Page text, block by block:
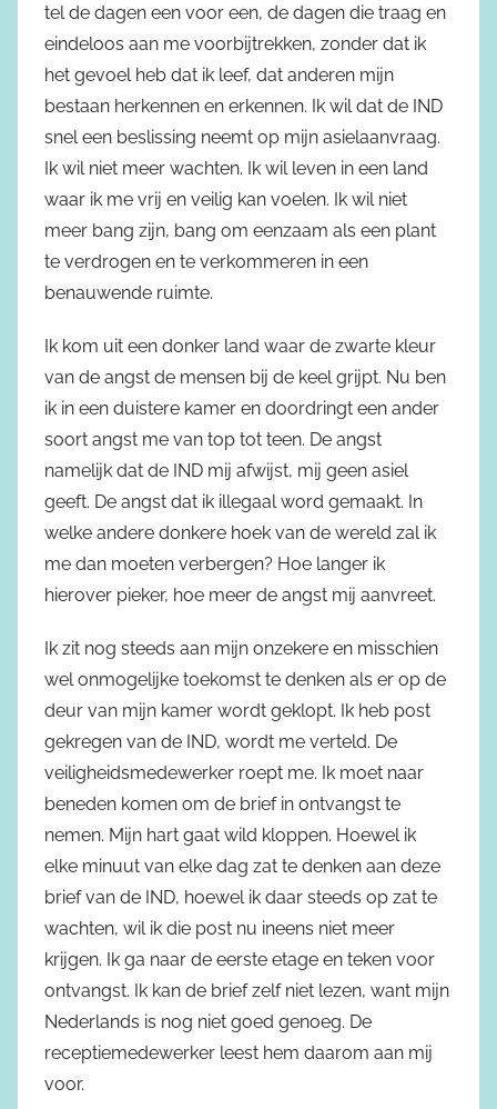
tel de dagen een voor een, de dagen die traag en
eindeloos aan me voorbijtrekken, zonder dat ik
het gevoel heb dat ik leef, dat anderen mijn
bestaan herkennen en erkennen. Ik wil dat de IND
snel een beslissing neemt op mijn asielaanvraag.
Ik wil niet meer wachten. Ik wil leven in een land
waar ik me vrij en veilig kan voelen. Ik wil niet
meer bang zijn, bang om eenzaam als een plant
te verdrogen en te verkommeren in een
benauwende ruimte.
Ik kom uit een donker land waar de zwarte kleur
van de angst de mensen bij de keel grijpt. Nu ben
ik in een duistere kamer en doordringt een ander
soort angst me van top tot teen. De angst
namelijk dat de IND mij afwijst, mij geen asiel
geeft. De angst dat ik illegaal word gemaakt. In
welke andere donkere hoek van de wereld zal ik
me dan moeten verbergen? Hoe langer ik
hierover pieker, hoe meer de angst mij aanvreet.
Ik zit nog steeds aan mijn onzekere en misschien
wel onmogelijke toekomst te denken als er op de
deur van mijn kamer wordt geklopt. Ik heb post
gekregen van de IND, wordt me verteld. De
veiligheidsmedewerker roept me. Ik moet naar
beneden komen om de brief in ontvangst te
nemen. Mijn hart gaat wild kloppen. Hoewel ik
elke minuut van elke dag zat te denken aan deze
brief van de IND, hoewel ik daar steeds op zat te
wachten, wil ik die post nu ineens niet meer
krijgen. Ik ga naar de eerste etage en teken voor
ontvangst. Ik kan de brief zelf niet lezen, want mijn
Nederlands is nog niet goed genoeg. De
receptiemedewerker leest hem daarom aan mij
voor.